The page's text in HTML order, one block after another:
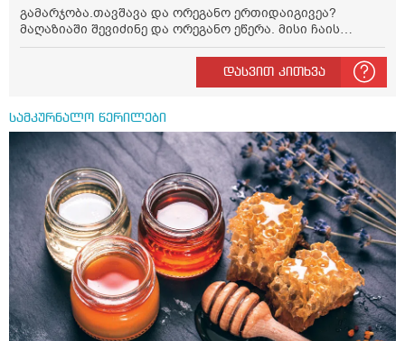
უნდა მივიღოთო ცხიმთან და შავ პილპილთან ერთად
ეფექტურობის მიზნით. 1) პირველი ვარიანტი არის ჩაი:
როგორ მივიღო კურკუმას ჩაი? უზმოზე,ჭამამდე თუ ჭამის
შემდეგ? თბილი წყალი უნდა დავასხათ თუ მდუღარე?
წავიკითხე რომ კურკუმას თუ დავასხამთ მდუღარე
წავიკითხე რომ თუ არ ადუღდა კურკუმა წყალში, მაშინ
შეიცავო დიდი ოდენობით ოქსალატებს და თირკმელში
გააჩენსო კენჭებს. ზუსტად ვერ გავიგე როგორ
მოვამზადო უსაფრთხოდ. 2) მეორე ვარიანტი
მაინტერესებს რძესთან ერთად მიღება: რძეში ჩავყარო
ერთი სუფრის კოვზის მეოთხედი ფხვნილი კურკუმა და
ჩავყარო ცოტა შავი პილპილი და ავადუღო თუ ჯერ რძე
ავადუღო, ცოტა გათბეს და მერე ჩავყარო კურკუმა? და
საღამოს ვახშამზე რომ მივიღო თუ შეიძლება? P.S მიზანი
არის ანთების საწინააღმდეგო,ანტიოქსიდანტური და
დამამშვიდებელი( მშვიდი ძილისთვის)
გამარჯობა.თავშავა და ორეგანო ერთიდაიგივეა?
მაღაზიაში შევიძინე და ორეგანო ეწერა. მისი ჩაის
დალევის წესი მაინტერესებს.რისთვის არის კარგი?
წავიკითხე რომ: 1 ჭიქა თბილ წყალში ჩავყაროთ 1 ჩაის
კოვზი დაქუცმაცებული და გამხმარი ორეგანო და
მიზანი: ანტიოქსიდანტური და ანთების საწინააღმდეგო
თვისება. სწორია ეს ინფორმაცია? უკუჩვენება რა აქვს
და ბრონქულ ასთმას თუ შველის ორეგანოს ჩაი?
დასვით კითხვა
სამკურნალო წერილები